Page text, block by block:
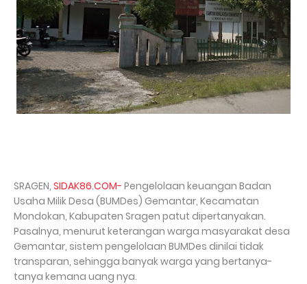
SRAGEN, SIDAK86.COM- Pengelolaan keuangan Badan
Usaha Milik Desa (BUMDes) Gemantar, Kecamatan
Mondokan, Kabupaten Sragen patut dipertanyakan.
Pasalnya, menurut keterangan warga masyarakat desa
Gemantar, sistem pengelolaan BUMDes dinilai tidak
transparan, sehingga banyak warga yang bertanya-
tanya kemana uang nya.